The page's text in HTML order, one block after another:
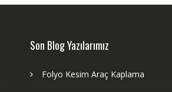
Son Blog Yazılarımız
Folyo Kesim Araç Kaplama